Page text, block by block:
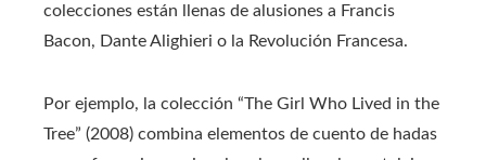
colecciones están llenas de alusiones a Francis
Bacon, Dante Alighieri o la Revolución Francesa.
Por ejemplo, la colección “The Girl Who Lived in the
Tree” (2008) combina elementos de cuento de hadas